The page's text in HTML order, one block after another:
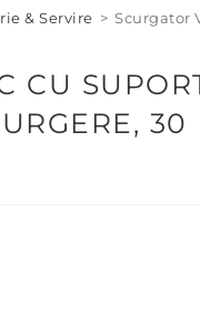
& Servire > Scurgator
CU
30